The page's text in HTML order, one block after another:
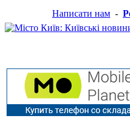
Написати нам -